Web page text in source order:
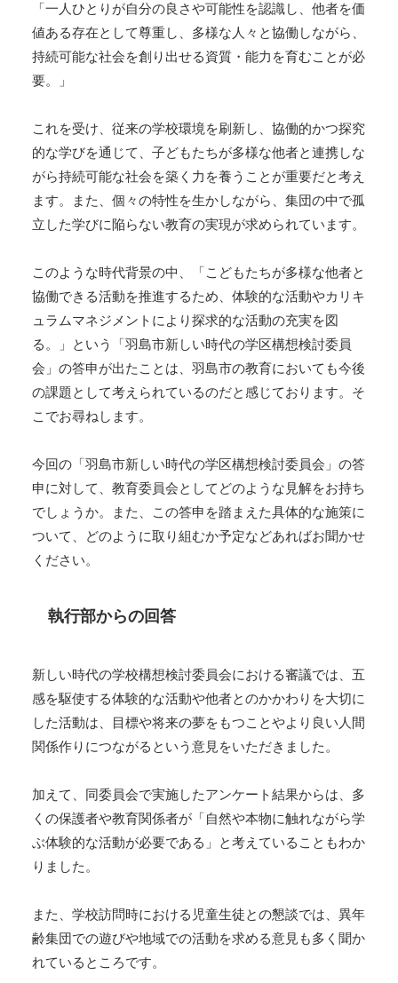
「一人ひとりが自分の良さや可能性を認識し、他者を価
値ある存在として尊重し、多様な人々と協働しながら、
持続可能な社会を創り出せる資質・能力を育むことが必
要。」
これを受け、従来の学校環境を刷新し、協働的かつ探究
的な学びを通じて、子どもたちが多様な他者と連携しな
がら持続可能な社会を築く力を養うことが重要だと考え
ます。また、個々の特性を生かしながら、集団の中で孤
立した学びに陥らない教育の実現が求められています。
このような時代背景の中、「こどもたちが多様な他者と
協働できる活動を推進するため、体験的な活動やカリキ
ュラムマネジメントにより探求的な活動の充実を図
る。」という「羽島市新しい時代の学区構想検討委員
会」の答申が出たことは、羽島市の教育においても今後
の課題として考えられているのだと感じております。そ
こでお尋ねします。
今回の「羽島市新しい時代の学区構想検討委員会」の答
申に対して、教育委員会としてどのような見解をお持ち
でしょうか。また、この答申を踏まえた具体的な施策に
ついて、どのように取り組むか予定などあればお聞かせ
ください。
執行部からの回答
新しい時代の学校構想検討委員会における審議では、五
感を駆使する体験的な活動や他者とのかかわりを大切に
した活動は、目標や将来の夢をもつことやより良い人間
関係作りにつながるという意見をいただきました。
加えて、同委員会で実施したアンケート結果からは、多
くの保護者や教育関係者が「自然や本物に触れながら学
ぶ体験的な活動が必要である」と考えていることもわか
りました。
また、学校訪問時における児童生徒との懇談では、異年
齢集団での遊びや地域での活動を求める意見も多く聞か
れているところです。